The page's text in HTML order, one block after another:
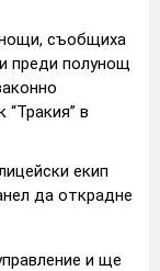
съобщиха
преди полунощ
в
екип
да открадне
и ще